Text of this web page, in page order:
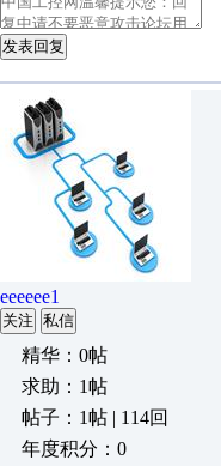
发表回复
eeeeee1
关注 私信
精华：0帖
求助：1帖
帖子：1帖 | 114回
年度积分：0